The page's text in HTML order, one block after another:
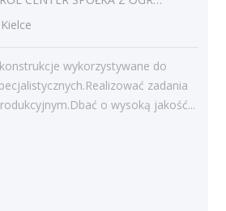
wykorzystywane do
zadania
o wysoką jakość...